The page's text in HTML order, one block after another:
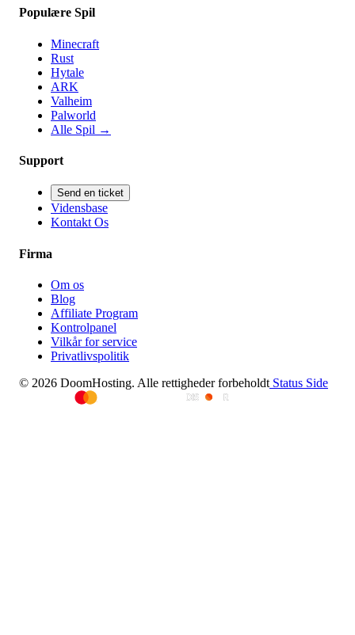
Populære Spil
Minecraft
Rust
Hytale
ARK
Valheim
Palworld
Alle Spil →
Support
Send en ticket
Vidensbase
Kontakt Os
Firma
Om os
Blog
Affiliate Program
Kontrolpanel
Vilkår for service
Privatlivspolitik
© 2026 DoomHosting. Alle rettigheder forbeholdt Status Side